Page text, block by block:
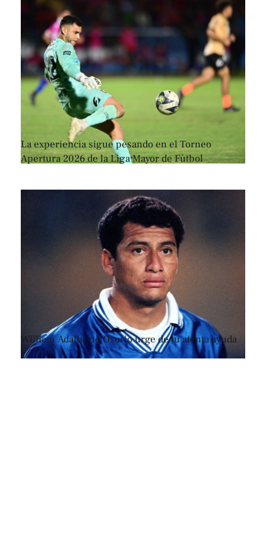
La experiencia sigue pesando en el Torneo
Apertura 2026 de la Liga Mayor de Fútbol
William Adalberto Osorio urge de tu atenta ayuda